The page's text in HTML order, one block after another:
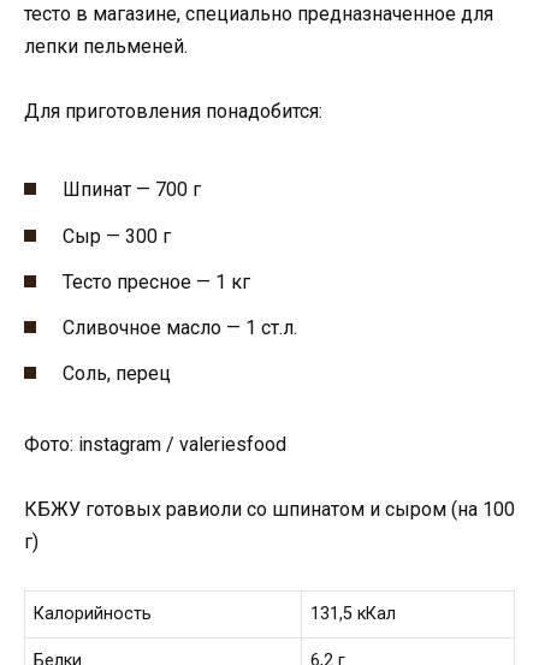
тесто в магазине, специально предназначенное для
лепки пельменей.
Для приготовления понадобится:
Шпинат — 700 г
Сыр — 300 г
Тесто пресное — 1 кг
Сливочное масло — 1 ст.л.
Соль, перец
Фото: instagram / valeriesfood
КБЖУ готовых равиоли со шпинатом и сыром (на 100
г)
Калорийность 131,5 кКал